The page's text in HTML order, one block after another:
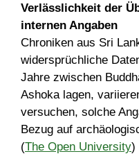
Verlässlichkeit der
internen Angaben
Chroniken aus Sri
widersprüchliche
Jahre zwischen
Ashoka lagen,
versuchen, solche
Bezug auf
(The Open University)